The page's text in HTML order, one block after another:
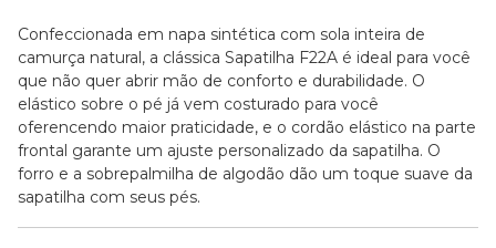
Confeccionada em napa sintética com sola inteira de
camurça natural, a clássica Sapatilha F22A é ideal para você
que não quer abrir mão de conforto e durabilidade. O
elástico sobre o pé já vem costurado para você
oferencendo maior praticidade, e o cordão elástico na parte
frontal garante um ajuste personalizado da sapatilha. O
forro e a sobrepalmilha de algodão dão um toque suave da
sapatilha com seus pés.